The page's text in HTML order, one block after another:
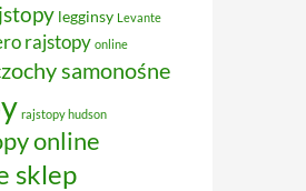
legginsy Levante
rajstopy online
samonośne
rajstopy hudson
online
sklep